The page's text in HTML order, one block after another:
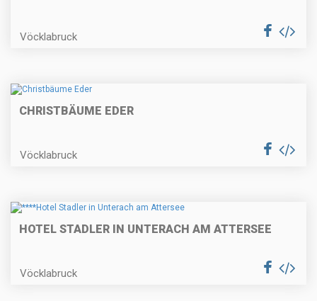
Vöcklabruck
CHRISTBÄUME EDER
Vöcklabruck
HOTEL STADLER IN UNTERACH AM ATTERSEE
Vöcklabruck